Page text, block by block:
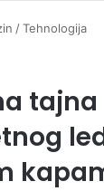
/Tehnologija
tajna